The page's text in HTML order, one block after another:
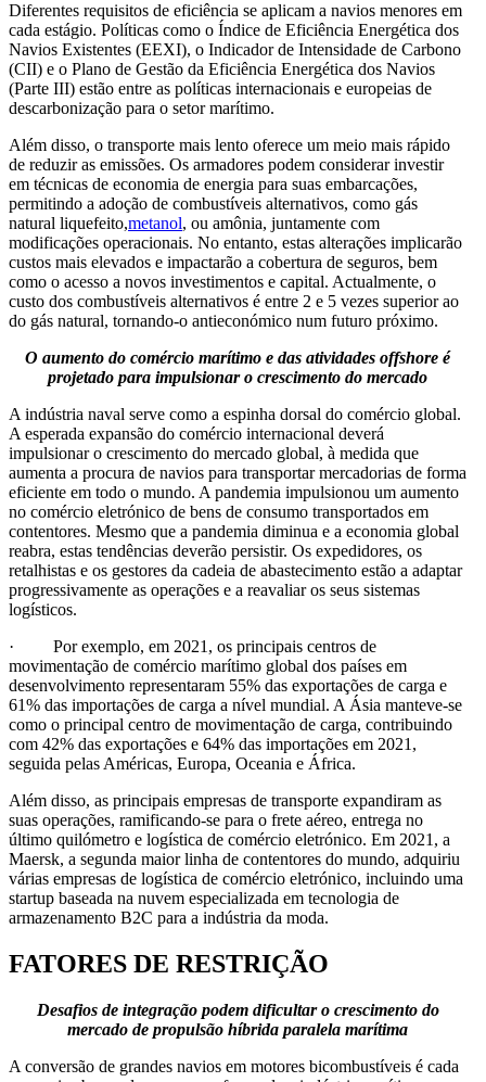
Diferentes requisitos de eficiência se aplicam a navios menores em
cada estágio. Políticas como o Índice de Eficiência Energética dos
Navios Existentes (EEXI), o Indicador de Intensidade de Carbono
(CII) e o Plano de Gestão da Eficiência Energética dos Navios
(Parte III) estão entre as políticas internacionais e europeias de
descarbonização para o setor marítimo.
Além disso, o transporte mais lento oferece um meio mais rápido
de reduzir as emissões. Os armadores podem considerar investir
em técnicas de economia de energia para suas embarcações,
permitindo a adoção de combustíveis alternativos, como gás
natural liquefeito,metanol, ou amônia, juntamente com
modificações operacionais. No entanto, estas alterações implicarão
custos mais elevados e impactarão a cobertura de seguros, bem
como o acesso a novos investimentos e capital. Actualmente, o
custo dos combustíveis alternativos é entre 2 e 5 vezes superior ao
do gás natural, tornando-o antieconómico num futuro próximo.
O aumento do comércio marítimo e das atividades offshore é
projetado para impulsionar o crescimento do mercado
A indústria naval serve como a espinha dorsal do comércio global.
A esperada expansão do comércio internacional deverá
impulsionar o crescimento do mercado global, à medida que
aumenta a procura de navios para transportar mercadorias de forma
eficiente em todo o mundo. A pandemia impulsionou um aumento
no comércio eletrónico de bens de consumo transportados em
contentores. Mesmo que a pandemia diminua e a economia global
reabra, estas tendências deverão persistir. Os expedidores, os
retalhistas e os gestores da cadeia de abastecimento estão a adaptar
progressivamente as operações e a reavaliar os seus sistemas
logísticos.
· Por exemplo, em 2021, os principais centros de
movimentação de comércio marítimo global dos países em
desenvolvimento representaram 55% das exportações de carga e
61% das importações de carga a nível mundial. A Ásia manteve-se
como o principal centro de movimentação de carga, contribuindo
com 42% das exportações e 64% das importações em 2021,
seguida pelas Américas, Europa, Oceania e África.
Além disso, as principais empresas de transporte expandiram as
suas operações, ramificando-se para o frete aéreo, entrega no
último quilómetro e logística de comércio eletrónico. Em 2021, a
Maersk, a segunda maior linha de contentores do mundo, adquiriu
várias empresas de logística de comércio eletrónico, incluindo uma
startup baseada na nuvem especializada em tecnologia de
armazenamento B2C para a indústria da moda.
FATORES DE RESTRIÇÃO
Desafios de integração podem dificultar o crescimento do
mercado de propulsão híbrida paralela marítima
A conversão de grandes navios em motores bicombustíveis é cada